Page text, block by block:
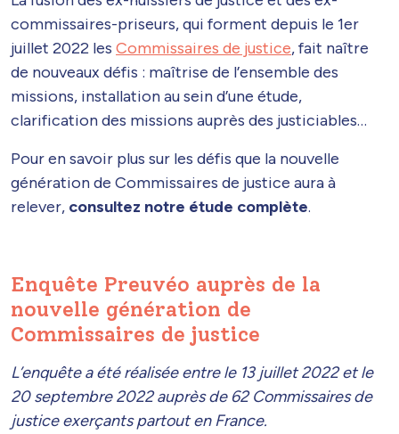
commissaires-priseurs, qui forment depuis le 1er
juillet 2022 les Commissaires de justice, fait naître
de nouveaux défis : maîtrise de l’ensemble des
missions, installation au sein d’une étude,
clarification des missions auprès des justiciables…
Pour en savoir plus sur les défis que la nouvelle
génération de Commissaires de justice aura à
relever, consultez notre étude complète.
Enquête Preuvéo auprès de la
nouvelle génération de
Commissaires de justice
L’enquête a été réalisée entre le 13 juillet 2022 et le
20 septembre 2022 auprès de 62 Commissaires de
justice exerçants partout en France.